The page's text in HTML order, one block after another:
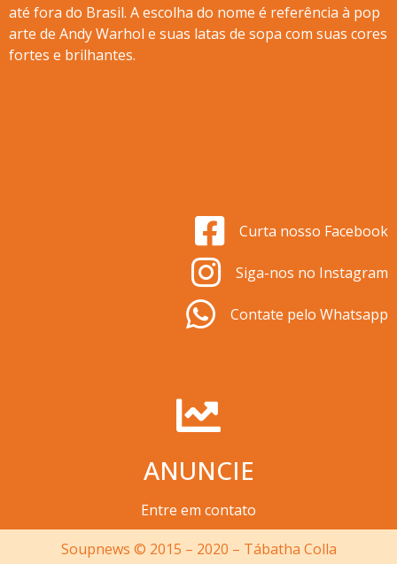
até fora do Brasil. A escolha do nome é referência à pop
arte de Andy Warhol e suas latas de sopa com suas cores
fortes e brilhantes.
Curta nosso Facebook
Siga-nos no Instagram
Contate pelo Whatsapp
ANUNCIE
Entre em contato
Soupnews © 2015 – 2020 – Tábatha Colla